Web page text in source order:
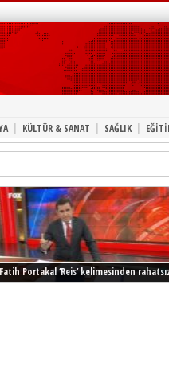
| KÜLTÜR & SANAT | SAĞLIK |
Fatih Portakal ‘Reis’ kelimesinden